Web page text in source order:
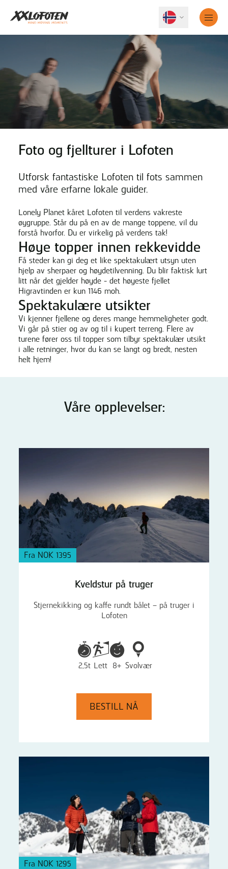
Foto og fjellturer i Lofoten
Utforsk fantastiske Lofoten til fots sammen
med våre erfarne lokale guider.
Lonely Planet kåret Lofoten til verdens vakreste
øygruppe. Står du på en av de mange toppene, vil du
forstå hvorfor. Du er virkelig på verdens tak!
Høye topper innen rekkevidde
Få steder kan gi deg et like spektakulært utsyn uten
hjelp av sherpaer og høydetilvenning. Du blir faktisk lurt
litt når det gjelder høyde - det høyeste fjellet
Higravtinden er kun 1146 moh.
Spektakulære utsikter
Vi kjenner fjellene og deres mange hemmeligheter godt.
Vi går på stier og av og til i kupert terreng. Flere av
turene fører oss til topper som tilbyr spektakulær utsikt
i alle retninger, hvor du kan se langt og bredt, nesten
helt hjem!
Våre opplevelser:
Fra NOK 1395
Kveldstur på truger
Stjernekikking og kaffe rundt bålet – på truger i
Lofoten
2,5t Lett 8+ Svolvær
BESTILL NÅ
Fra NOK 1295